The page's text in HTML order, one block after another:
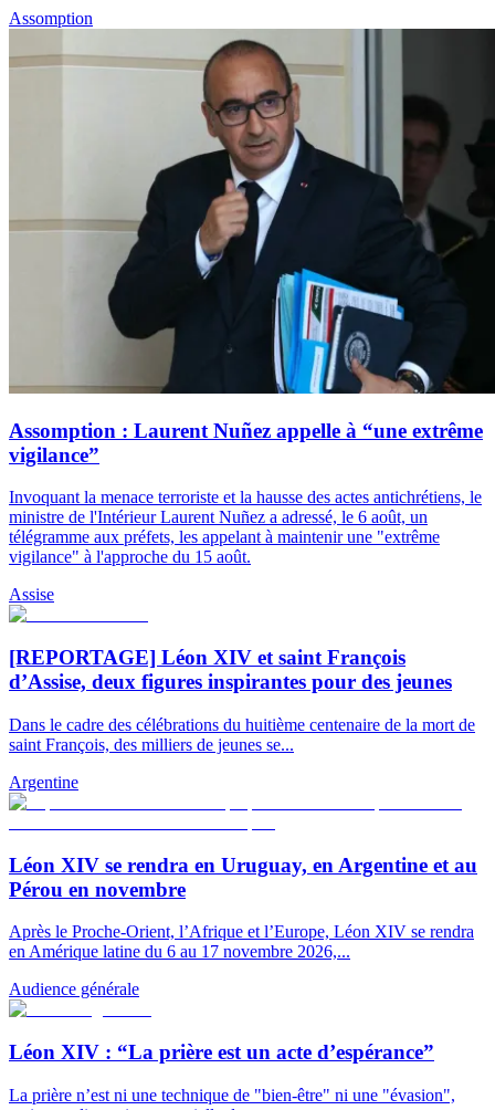
Assomption
Assomption : Laurent Nuñez appelle à “une extrême
vigilance”
Invoquant la menace terroriste et la hausse des actes antichrétiens, le
ministre de l'Intérieur Laurent Nuñez a adressé, le 6 août, un
télégramme aux préfets, les appelant à maintenir une "extrême
vigilance" à l'approche du 15 août.
Assise
[REPORTAGE] Léon XIV et saint François
d’Assise, deux figures inspirantes pour des jeunes
Dans le cadre des célébrations du huitième centenaire de la mort de
saint François, des milliers de jeunes se...
Argentine
Léon XIV se rendra en Uruguay, en Argentine et au
Pérou en novembre
Après le Proche-Orient, l’Afrique et l’Europe, Léon XIV se rendra
en Amérique latine du 6 au 17 novembre 2026,...
Audience générale
Léon XIV : “La prière est un acte d’espérance”
La prière n’est ni une technique de "bien-être" ni une "évasion",